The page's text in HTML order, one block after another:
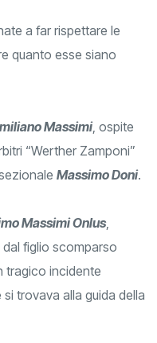
a far rispettare le
quanto esse siano
Massimi, ospite
“Werther Zamponi”
Massimo Doni.
Massimi Onlus,
figlio scomparso
tragico incidente
trovava alla guida della